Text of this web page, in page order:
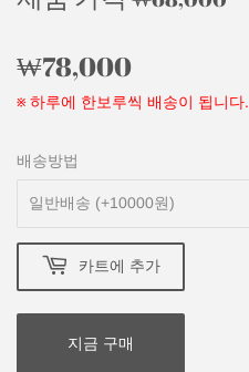
₩78,000
※ 하루에 한보루씩 배송이 됩니다.
배송방법
카트에 추가
지금 구매